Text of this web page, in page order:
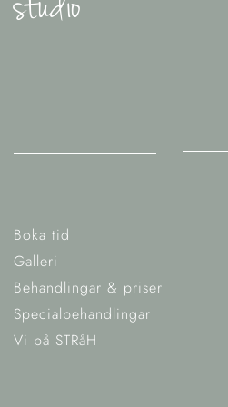
Boka tid
Galleri
Behandlingar & priser
Specialbehandlingar
Vi på STRåH